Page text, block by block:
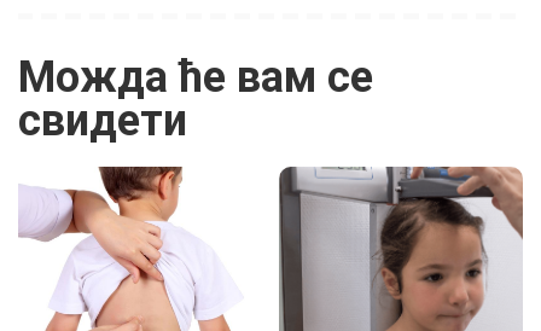
Можда ће вам се
свидети